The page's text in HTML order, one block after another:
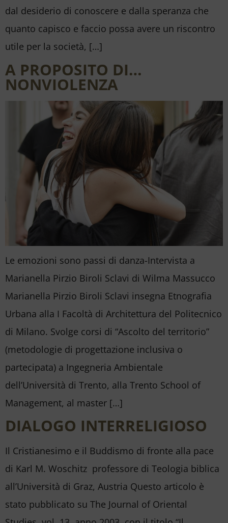
dal desiderio di conoscere e dalla speranza che
quanto capisco e faccio possa avere un riscontro
utile per la società, […]
A PROPOSITO DI…
NONVIOLENZA
Le emozioni sono passi di danza-Intervista a
Marianella Pirzio Biroli Sclavi di Wilma Massucco
Marianella Pirzio Biroli Sclavi insegna Etnografia
Urbana alla I Facoltà di Architettura del Politecnico
di Milano. Svolge corsi di “Ascolto del territorio”
(metodologie di progettazione inclusiva o
partecipata) a Ingegneria Ambientale
dell’Università di Trento, alla Trento School of
Management, al master […]
DIALOGO INTERRELIGIOSO
Il Cristianesimo e il Buddismo di fronte alla pace
di Karl M. Woschitz professore di Teologia biblica
all’Università di Graz, Austria Questo articolo è
stato pubblicato su The Journal of Oriental